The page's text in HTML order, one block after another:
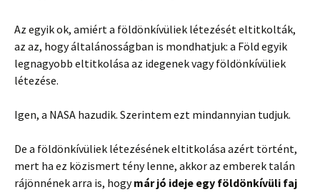
Az egyik ok, amiért a földönkívüliek létezését eltitkolták,
az az, hogy általánosságban is mondhatjuk: a Föld egyik
legnagyobb eltitkolása az idegenek vagy földönkívüliek
létezése.
Igen, a NASA hazudik. Szerintem ezt mindannyian tudjuk.
De a földönkívüliek létezésének eltitkolása azért történt,
mert ha ez közismert tény lenne, akkor az emberek talán
rájönnének arra is, hogymár jó ideje egy földönkívüli faj